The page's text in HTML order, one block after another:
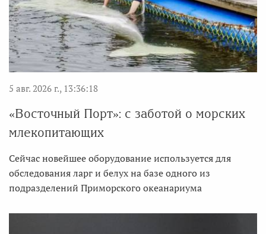
5 авг. 2026 г., 13:36:18
«Восточный Порт»: с заботой о морских
млекопитающих
Сейчас новейшее оборудование используется для
обследования ларг и белух на базе одного из
подразделений Приморского океанариума